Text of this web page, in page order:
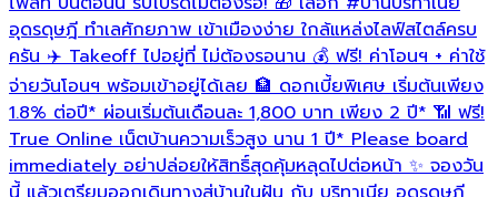
อุดรดุษฎีทำเลศักยภาพ เข้าเมืองง่าย ใกล้แหล่งไลฟ์สไตล์ครบ
ครัน ✈️ Takeoff ไปอยู่ที่ ไม่ต้องรอนาน 💰 ฟรี! ค่าโอนฯ + ค่าใช้
จ่ายวันโอนฯ พร้อมเข้าอยู่ได้เลย 🏦 ดอกเบี้ยพิเศษ เริ่มต้นเพียง
1.8% ต่อปี* ผ่อนเริ่มต้นเดือนละ 1,800 บาท เพียง 2 ปี* 📶 ฟรี!
True Online เน็ตบ้านความเร็วสูง นาน 1 ปี* Please board
immediately อย่าปล่อยให้สิทธิ์สุดคุ้มหลุดไปต่อหน้า ✨ จองวัน